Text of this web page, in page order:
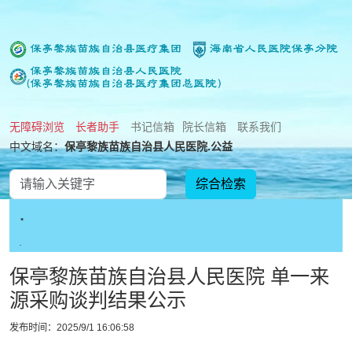
无障碍浏览 长者助手 书记信箱 院长信箱
联系我们
中文域名：保亭黎族苗族自治县人民医院.公益
.
保亭黎族苗族自治县人民医院 单一来
源采购谈判结果公示
发布时间：2025/9/1 16:06:58